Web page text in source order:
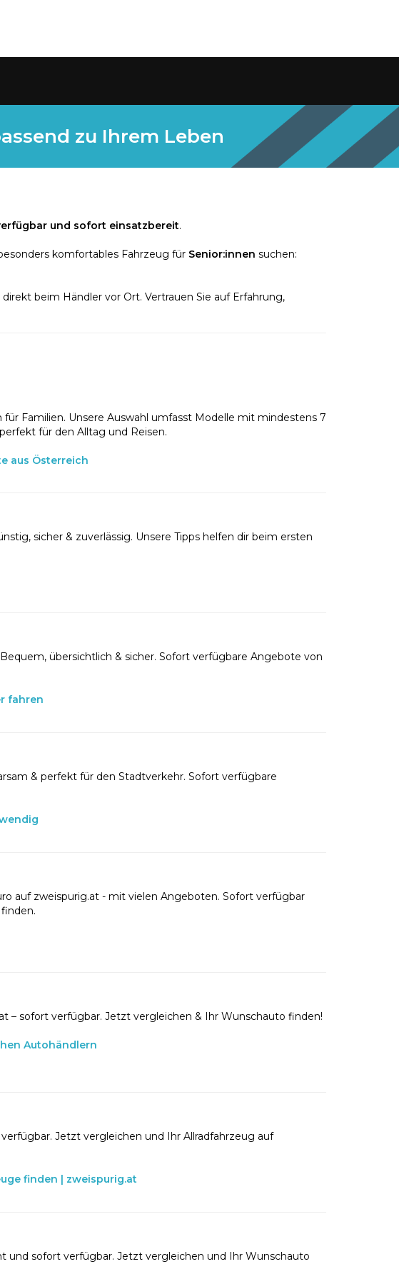
zu Ihrem Leben
und sofort einsatzbereit.
komfortables Fahrzeug für Senior:innen suchen:
beim Händler vor Ort. Vertrauen Sie auf Erfahrung,
Familien. Unsere Auswahl umfasst Modelle mit mindestens 7
für den Alltag und Reisen.
aus Österreich
sicher & zuverlässig. Unsere Tipps helfen dir beim ersten
übersichtlich & sicher. Sofort verfügbare Angebote von
fahren
& perfekt für den Stadtverkehr. Sofort verfügbare
auf zweispurig.at - mit vielen Angeboten. Sofort verfügbar
– sofort verfügbar. Jetzt vergleichen & Ihr Wunschauto finden!
Autohändlern
Jetzt vergleichen und Ihr Allradfahrzeug auf
finden | zweispurig.at
und sofort verfügbar. Jetzt vergleichen und Ihr Wunschauto